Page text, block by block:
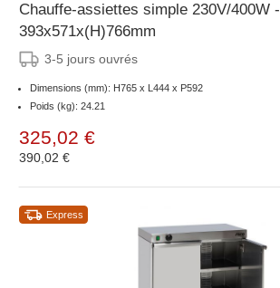
Chauffe-assiettes simple 230V/400W -
393x571x(H)766mm
3-5 jours ouvrés
Dimensions (mm): H765 x L444 x P592
Poids (kg): 24.21
325,02 €
390,02 €
Express